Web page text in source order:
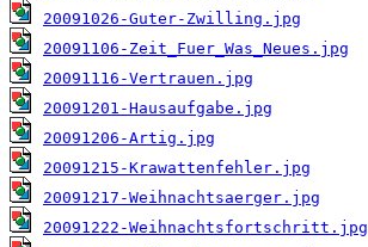
20091026-Guter-Zwilling.jpg
20091106-Zeit_Fuer_Was_Neues.jpg
20091116-Vertrauen.jpg
20091201-Hausaufgabe.jpg
20091206-Artig.jpg
20091215-Krawattenfehler.jpg
20091217-Weihnachtsaerger.jpg
20091222-Weihnachtsfortschritt.jpg